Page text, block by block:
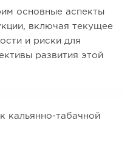
основные аспекты
включая текущее
и риски для
развития этой
кальянно-табачной